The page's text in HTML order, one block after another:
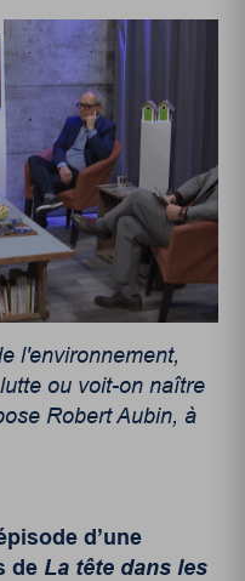
l'environnement,
ou voit-on naître
Robert Aubin, à
d’une
de La tête dans les